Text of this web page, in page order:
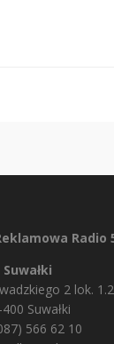
Radio
Suwałki
2 lok. 1.2
Suwałki
566 62 10